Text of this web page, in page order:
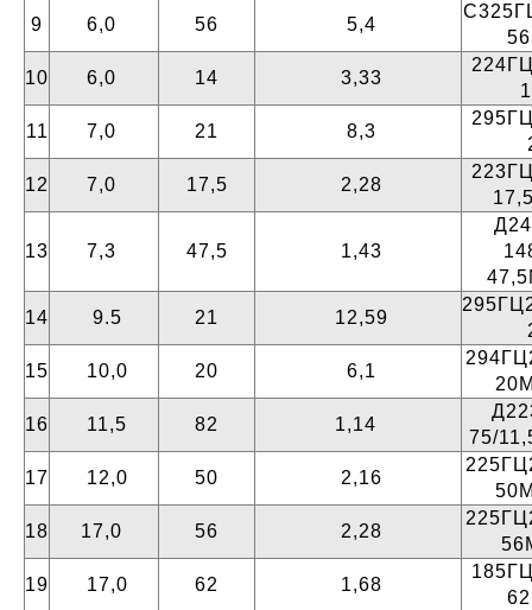
9
6,0 56 5,4
10
6,0 14 3,33
11
7,0 21 8,3
12
7,0 17,5 2,28
13 7,3 47,5 1,43
14
9.5 21 12,59
15
10,0 20 6,1
16
11,5 82 1,14
75/
17
12,0 50 2,16
18
17,0 56 2,28
19
17,0 62 1,68